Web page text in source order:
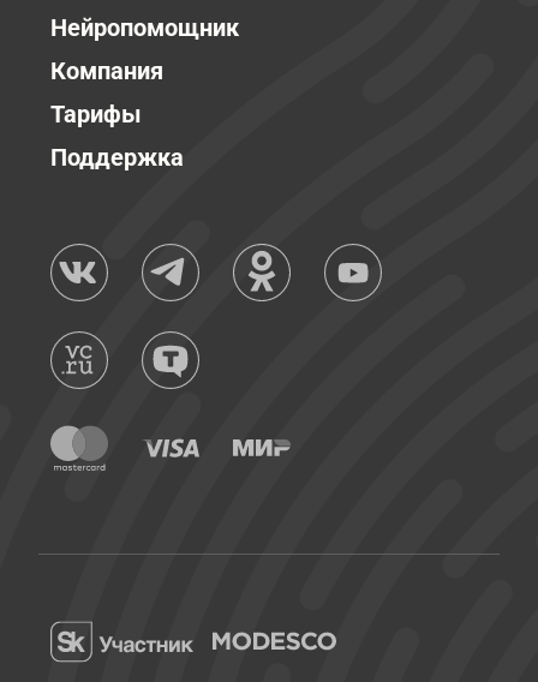
Нейропомощник
Компания
Тарифы
Поддержка